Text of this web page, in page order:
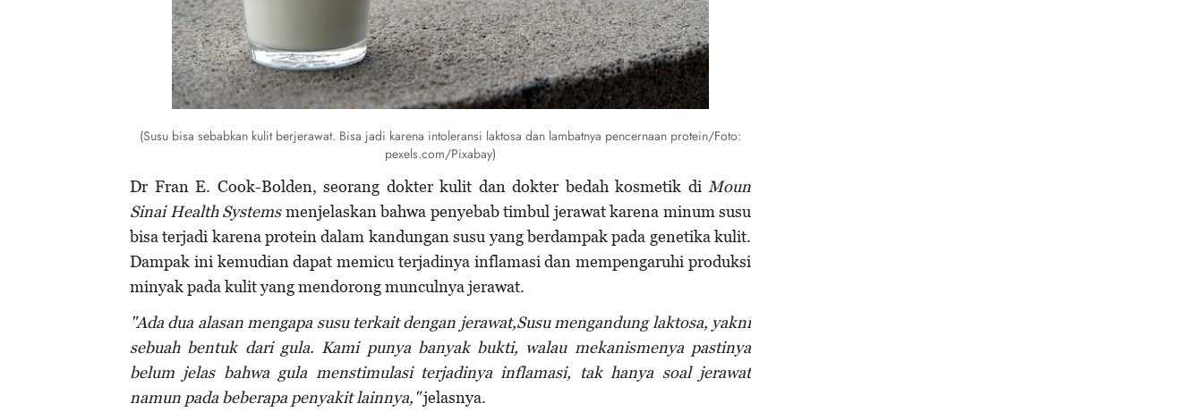
(Susu bisa sebabkan kulit berjerawat. Bisa jadi karena intoleransi laktosa dan lambatnya pencernaan protein/Foto:
pexels.com/Pixabay)
Dr Fran E. Cook-Bolden, seorang dokter kulit dan dokter bedah kosmetik di Moun
Sinai Health Systemsmenjelaskan bahwa penyebab timbul jerawat karena minum susu
bisa terjadi karena protein dalam kandungan susu yang berdampak pada genetika kulit.
Dampak ini kemudian dapat memicu terjadinya inflamasi dan mempengaruhi produksi
minyak pada kulit yang mendorong munculnya jerawat.
"Ada dua alasan mengapa susu terkait dengan jerawat,Susu mengandung laktosa, yakni
sebuah bentuk dari gula. Kami punya banyak bukti, walau mekanismenya pastinya
belum jelas bahwa gula menstimulasi terjadinya inflamasi, tak hanya soal jerawat
namun pada beberapa penyakit lainnya,"jelasnya.